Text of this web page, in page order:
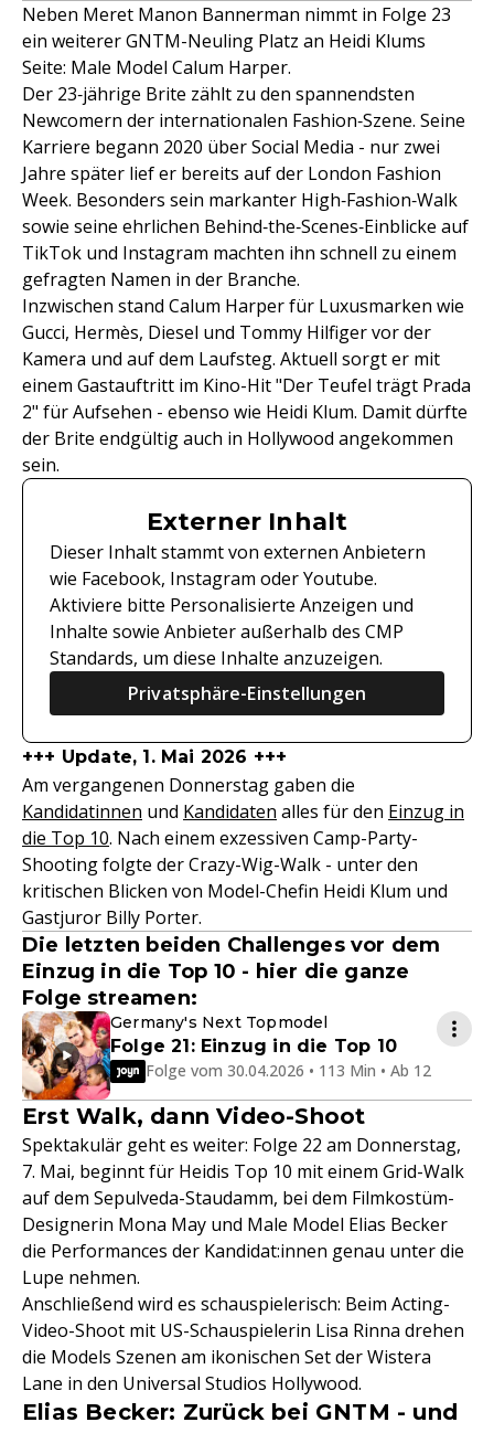
Neben Meret Manon Bannerman nimmt in Folge 23
ein weiterer GNTM-Neuling Platz an Heidi Klums
Seite: Male Model Calum Harper.
Der 23‑jährige Brite zählt zu den spannendsten
Newcomern der internationalen Fashion‑Szene. Seine
Karriere begann 2020 über Social Media - nur zwei
Jahre später lief er bereits auf der London Fashion
Week. Besonders sein markanter High‑Fashion‑Walk
sowie seine ehrlichen Behind‑the‑Scenes‑Einblicke auf
TikTok und Instagram machten ihn schnell zu einem
gefragten Namen in der Branche.
Inzwischen stand Calum Harper für Luxusmarken wie
Gucci, Hermès, Diesel und Tommy Hilfiger vor der
Kamera und auf dem Laufsteg. Aktuell sorgt er mit
einem Gastauftritt im Kino-Hit "Der Teufel trägt Prada
2" für Aufsehen - ebenso wie Heidi Klum. Damit dürfte
der Brite endgültig auch in Hollywood angekommen
sein.
Externer Inhalt
Dieser Inhalt stammt von externen Anbietern
wie Facebook, Instagram oder Youtube.
Aktiviere bitte Personalisierte Anzeigen und
Inhalte sowie Anbieter außerhalb des CMP
Standards, um diese Inhalte anzuzeigen.
Privatsphäre-Einstellungen
+++ Update, 1. Mai 2026 +++
Am vergangenen Donnerstag gaben die
Kandidatinnen und Kandidaten alles für den Einzug in
die Top 10. Nach einem exzessiven Camp-Party-
Shooting folgte der Crazy-Wig-Walk - unter den
kritischen Blicken von Model-Chefin Heidi Klum und
Gastjuror Billy Porter.
Die letzten beiden Challenges vor dem
Einzug in die Top 10 - hier die ganze
Folge streamen:
Germany's Next Topmodel
Folge 21: Einzug in die Top 10
Folge vom 30.04.2026 • 113 Min • Ab 12
Erst Walk, dann Video-Shoot
Spektakulär geht es weiter: Folge 22 am Donnerstag,
7. Mai, beginnt für Heidis Top 10 mit einem Grid-Walk
auf dem Sepulveda-Staudamm, bei dem Filmkostüm-
Designerin Mona May und Male Model Elias Becker
die Performances der Kandidat:innen genau unter die
Lupe nehmen.
Anschließend wird es schauspielerisch: Beim Acting-
Video-Shoot mit US-Schauspielerin Lisa Rinna drehen
die Models Szenen am ikonischen Set der Wistera
Lane in den Universal Studios Hollywood.
Elias Becker: Zurück bei GNTM - und